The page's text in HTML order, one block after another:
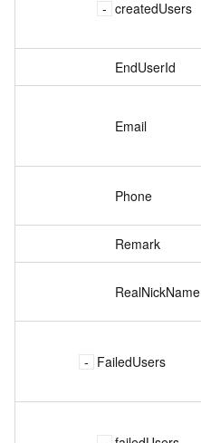
createdUsers
EndUserId
Email
Phone
Remark
RealNickName
FailedUsers